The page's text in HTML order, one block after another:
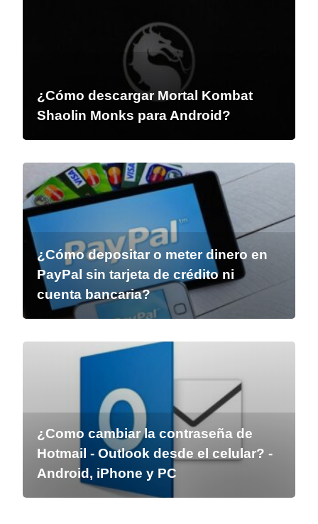
¿Cómo descargar Mortal Kombat
Shaolin Monks para Android?
¿Cómo depositar o meter dinero en
PayPal sin tarjeta de crédito ni
cuenta bancaria?
¿Como cambiar la contraseña de
Hotmail - Outlook desde el celular? -
Android, iPhone y PC